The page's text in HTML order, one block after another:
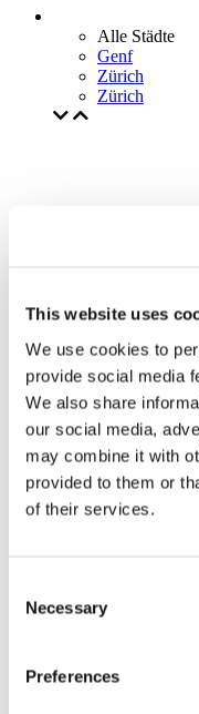
This website uses
We use cookies to
provide social media
We also share
our social media,
may combine it with
provided to them or
of their services.
Selection
Necessary
Preferences
Alle Städte
Genf
Zürich
Zürich